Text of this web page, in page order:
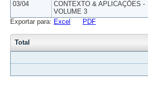
03/04
CONTEXTO & APLICAÇÕES -
VOLUME 3
Exportar para: Excel PDF
Total